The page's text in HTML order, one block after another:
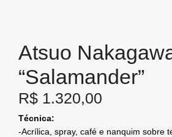
Atsuo
“Salamander”
R$ 1.320,00
Técnica:
-Acrílica, spray, café e nanquim sobre